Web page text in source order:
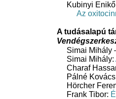
Kubinyi
Az
A tudásalapú
Simai Mihály
Simai Mihály:
Charaf
Pálné
Hörcher
Frank Tibor: